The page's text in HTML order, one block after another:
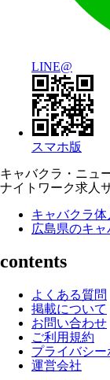
LINE@
スマホ版
キャバクラ・ニュ
ナイトワーク求人
キャバクラ
広島県のキャ
contents
よくある質問
掲載について
お問い合わせ
ご利用規約
プライバシー
運営会社